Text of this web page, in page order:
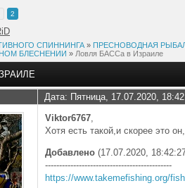
2
СПИННИНГА » ПРЕСНОВОДНАЯ
БЛЕСНЕНИИ » Ловля БАССа в Израиле
Дата: Пятница, 17.07.2020,
Viktor6767,
Хотя есть такой,и скорее это
Добавлено (17.07.2020,
---------------------------------------------
https://www.takemefishing.org/